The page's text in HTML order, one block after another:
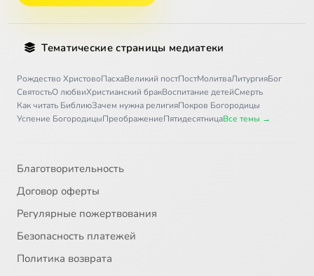
Тематические страницы медиатеки
Рождество ХристовоПасхаВеликий постПостМолитваЛитургияБог
СвятостьО любвиХристианский бракВоспитание детейСмерть
Как читать БиблиюЗачем нужна религияПокров Богородицы
Успение БогородицыПреображениеПятидесятницаВсе темы →
Благотворительность
Договор оферты
Регулярные пожертвования
Безопасность платежей
Политика возврата